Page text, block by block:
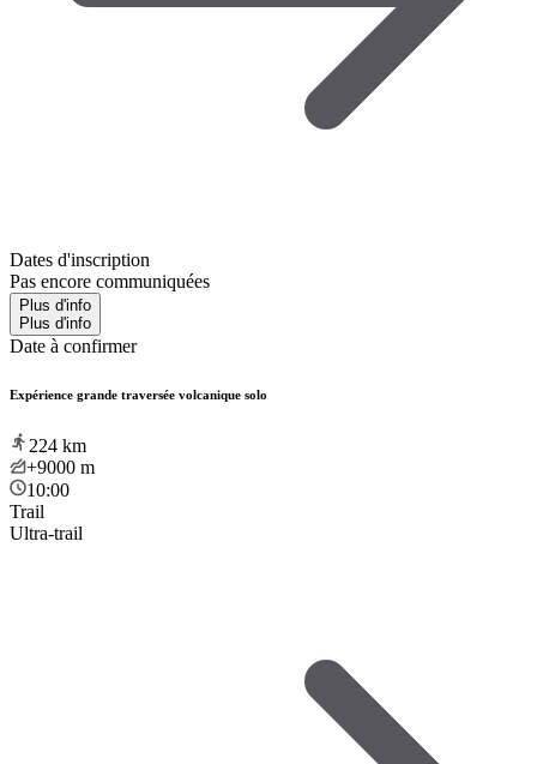
Dates d'inscription
Pas encore communiquées
Plus d'info
Plus d'info
Date à confirmer
Expérience grande traversée volcanique solo
224 km
+9000 m
10:00
Trail
Ultra-trail